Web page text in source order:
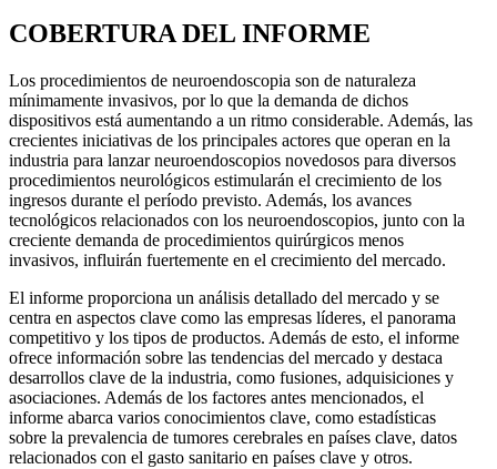
COBERTURA DEL INFORME
Los procedimientos de neuroendoscopia son de naturaleza
mínimamente invasivos, por lo que la demanda de dichos
dispositivos está aumentando a un ritmo considerable. Además, las
crecientes iniciativas de los principales actores que operan en la
industria para lanzar neuroendoscopios novedosos para diversos
procedimientos neurológicos estimularán el crecimiento de los
ingresos durante el período previsto. Además, los avances
tecnológicos relacionados con los neuroendoscopios, junto con la
creciente demanda de procedimientos quirúrgicos menos
invasivos, influirán fuertemente en el crecimiento del mercado.
El informe proporciona un análisis detallado del mercado y se
centra en aspectos clave como las empresas líderes, el panorama
competitivo y los tipos de productos. Además de esto, el informe
ofrece información sobre las tendencias del mercado y destaca
desarrollos clave de la industria, como fusiones, adquisiciones y
asociaciones. Además de los factores antes mencionados, el
informe abarca varios conocimientos clave, como estadísticas
sobre la prevalencia de tumores cerebrales en países clave, datos
relacionados con el gasto sanitario en países clave y otros.